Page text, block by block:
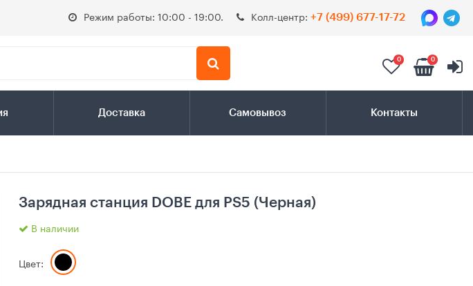
Режим работы: 10:00 - 19:00. Колл-центр: +7 (499) 677-17-72
0 0
Доставка Самовывоз Контакты
Зарядная станция DOBE для PS5 (Черная)
В наличии
Цвет: